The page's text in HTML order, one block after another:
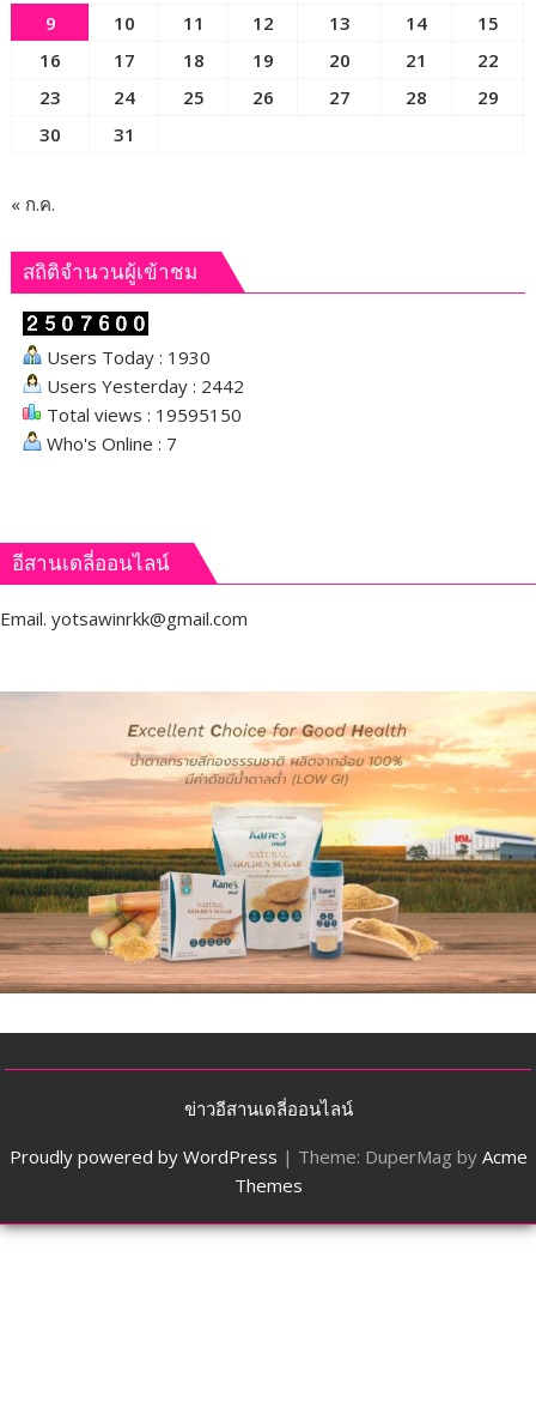
9
10 11 12 13 14
15
16
17 18 19 20 21
22
23
24 25 26 27 28
29
30
31
« ก.ค.
สถิติจำนวนผู้เข้าชม
Users Today : 1930
Users Yesterday : 2442
Total views : 19595150
Who's Online : 7
อีสานเดลี่ออนไลน์
Email. yotsawinrkk@gmail.com
ข่าวอีสานเดลี่ออนไลน์
Proudly powered by WordPress | Theme: DuperMag by Acme
Themes